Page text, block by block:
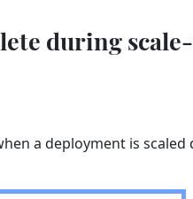
during
a deployment is